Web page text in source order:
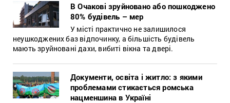
В Очакові зруйновано або пошкоджено
80% будівель – мер
У місті практично не залишилося
неушкоджених баз відпочинку, а більшість будівель
мають зруйновані дахи, вибиті вікна та двері.
Документи, освіта і житло: з якими
проблемами стикається ромська
нацменшина в Україні